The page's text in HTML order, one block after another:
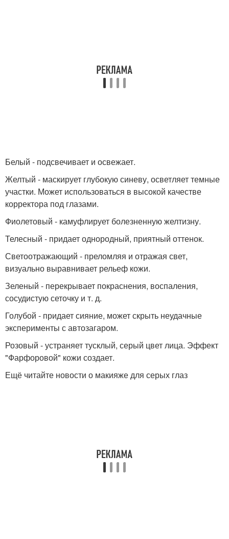
Белый - подсвечивает и освежает.
Желтый - маскирует глубокую синеву, осветляет темные
участки. Может использоваться в высокой качестве
корректора под глазами.
Фиолетовый - камуфлирует болезненную желтизну.
Телесный - придает однородный, приятный оттенок.
Светоотражающий - преломляя и отражая свет,
визуально выравнивает рельеф кожи.
Зеленый - перекрывает покраснения, воспаления,
сосудистую сеточку и т. д.
Голубой - придает сияние, может скрыть неудачные
эксперименты с автозагаром.
Розовый - устраняет тусклый, серый цвет лица. Эффект
"Фарфоровой" кожи создает.
Ещё читайте новости о макияже для серых глаз